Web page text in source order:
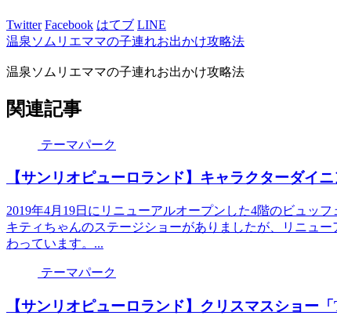
Twitter Facebook はてブ LINE
温泉ソムリエママの子連れお出かけ攻略法
温泉ソムリエママの子連れお出かけ攻略法
関連記事
テーマパーク
【サンリオピューロランド】キャラクターダイ
2019年4月19日にリニューアルオープンした4階のビュッ
キティちゃんのステージショーがありましたが、リニュ
わっています。...
テーマパーク
【サンリオピューロランド】クリスマスショー「